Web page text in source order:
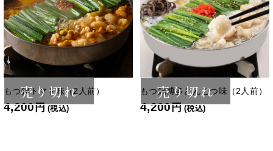
売り切れ
もつ鍋トマト味（2人前）
4,200円 (税込)
売り切れ
もつ鍋博多とんこつ味（2人前）
4,200円 (税込)